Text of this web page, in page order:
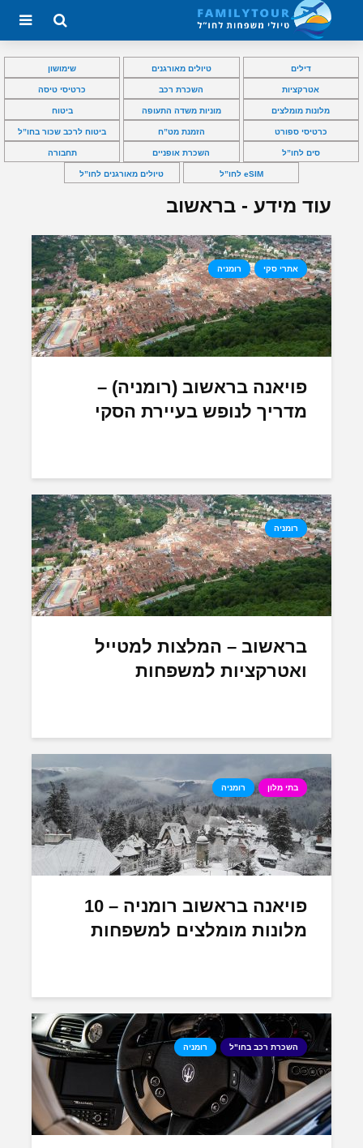
דילים טיולים מאורגנים שימושון
אטרקציות השכרת רכב כרטיסי טיסה
מלונות מומלצים מוניות משדה התעופה ביטוח
כרטיסי ספורט הזמנת מט”ח ביטוח לרכב שכור בחו”ל
סים לחו”ל השכרת אופניים תחבורה
eSIM לחו”ל טיולים מאורגנים לחו”ל
עוד מידע - בראשוב
אתרי סקי רומניה
פויאנה בראשוב (רומניה) –
מדריך לנופש בעיירת הסקי
רומניה
בראשוב – המלצות למטייל
ואטרקציות למשפחות
בתי מלון רומניה
פויאנה בראשוב רומניה – 10
מלונות מומלצים למשפחות
השכרת רכב בחו"ל רומניה